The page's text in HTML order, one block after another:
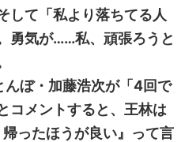
して「私より落ちてる人
勇気が……私、頑張ろうと
んぼ・加藤浩次が「4回で
コメントすると、王林は
帰ったほうが良い』って言